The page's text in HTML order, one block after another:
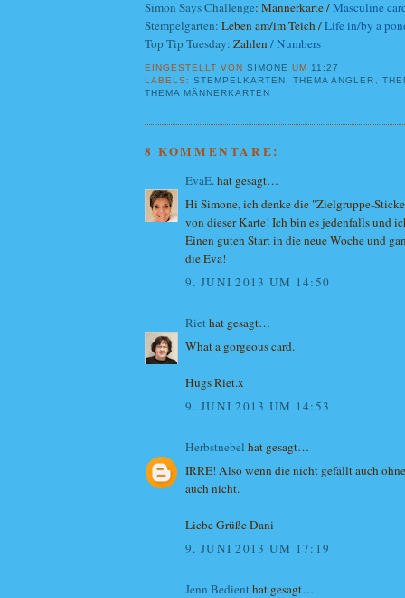
Simon Says Challenge: Männerkarte /Masculine
Stempelgarten: Leben am/im Teich /Life in/by a
Top Tip Tuesday: Zahlen/Numbers
EINGESTELLT VONSIMONE UM 11:27
LABELS:STEMPELKARTEN ,THEMA ANGLER
THEMA MÄNNERKARTEN
8 KOMMENTARE:
EvaE. hat gesagt…
Hi Simone, ich denke die "Zielgruppe-
von dieser Karte! Ich bin es jedenfalls und
Einen guten Start in die neue Woche und
die Eva!
9. JUNI 2013 UM 14:50
Riet hat gesagt…
What a gorgeous card.
Hugs Riet.x
9. JUNI 2013 UM 14:53
Herbstnebel hat gesagt…
IRRE! Also wenn die nicht gefällt auch
auch nicht.
Liebe Grüße Dani
9. JUNI 2013 UM 17:19
Jenn Bedient hat gesagt…